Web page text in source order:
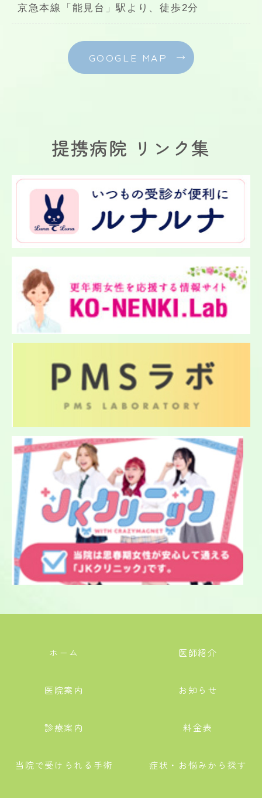
京急本線「能見台」駅より、徒歩2分
GOOGLE MAP
提携病院 リンク集
ホーム 医師紹介
医院案内 お知らせ
診療案内 料金表
当院で受けられる手術 症状・お悩みから探す